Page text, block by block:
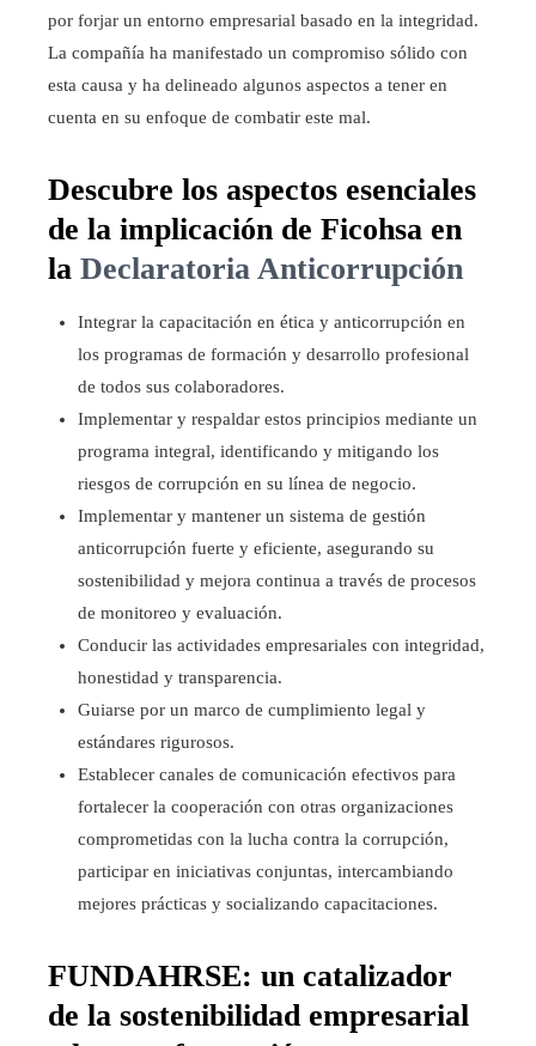
por forjar un entorno empresarial basado en la integridad.
La compañía ha manifestado un compromiso sólido con
esta causa y ha delineado algunos aspectos a tener en
cuenta en su enfoque de combatir este mal.
Descubre los aspectos esenciales
de la implicación de Ficohsa en
la Declaratoria Anticorrupción
Integrar la capacitación en ética y anticorrupción en
los programas de formación y desarrollo profesional
de todos sus colaboradores.
Implementar y respaldar estos principios mediante un
programa integral, identificando y mitigando los
riesgos de corrupción en su línea de negocio.
Implementar y mantener un sistema de gestión
anticorrupción fuerte y eficiente, asegurando su
sostenibilidad y mejora continua a través de procesos
de monitoreo y evaluación.
Conducir las actividades empresariales con integridad,
honestidad y transparencia.
Guiarse por un marco de cumplimiento legal y
estándares rigurosos.
Establecer canales de comunicación efectivos para
fortalecer la cooperación con otras organizaciones
comprometidas con la lucha contra la corrupción,
participar en iniciativas conjuntas, intercambiando
mejores prácticas y socializando capacitaciones.
FUNDAHRSE: un catalizador
de la sostenibilidad empresarial